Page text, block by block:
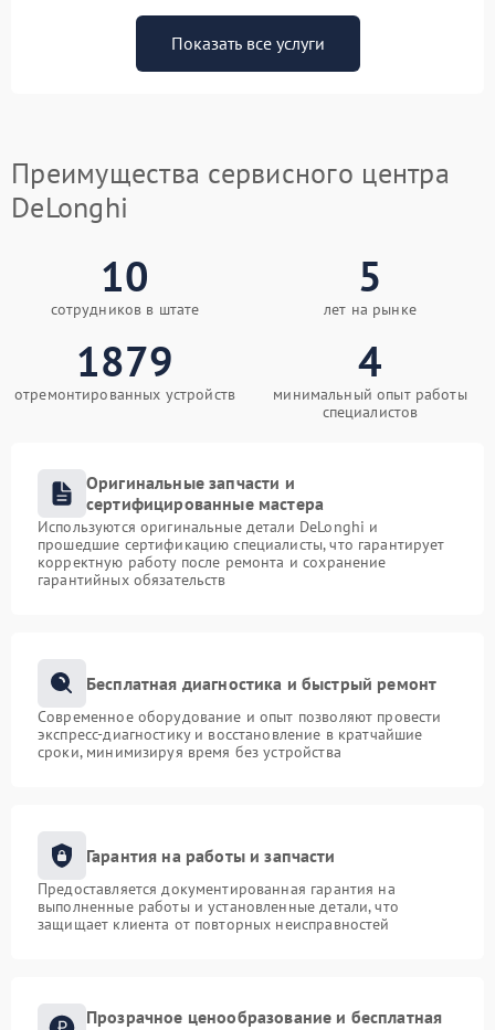
Показать все услуги
Преимущества сервисного центра
DeLonghi
10
сотрудников в штате
5
лет на рынке
1879
отремонтированных устройств
4
минимальный опыт работы
специалистов
Оригинальные запчасти и
сертифицированные мастера
Используются оригинальные детали DeLonghi и
прошедшие сертификацию специалисты, что гарантирует
корректную работу после ремонта и сохранение
гарантийных обязательств
Бесплатная диагностика и быстрый ремонт
Современное оборудование и опыт позволяют провести
экспресс-диагностику и восстановление в кратчайшие
сроки, минимизируя время без устройства
Гарантия на работы и запчасти
Предоставляется документированная гарантия на
выполненные работы и установленные детали, что
защищает клиента от повторных неисправностей
Прозрачное ценообразование и бесплатная